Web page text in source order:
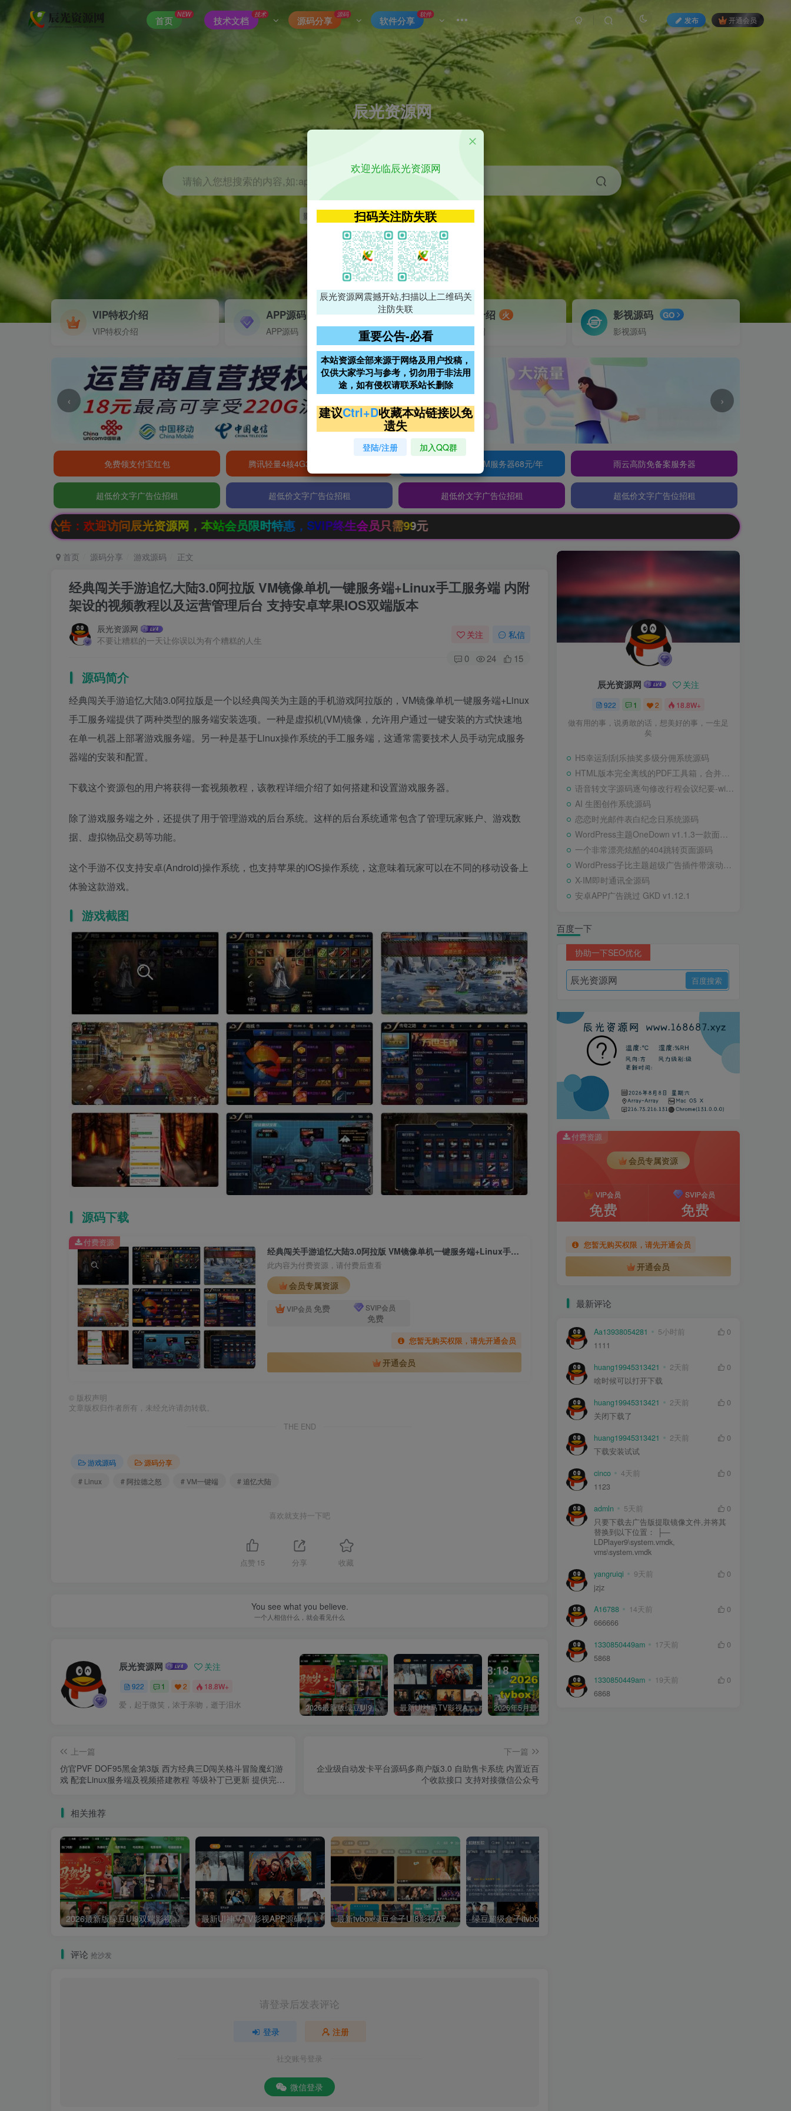
首页
NEW
技术文档
技术
源码分享
源码
软件分享
软件
发布 开通会员
辰光资源网
优质的网络资源分享平台
请输入您想搜索的内容,如:app源码
影视 神马 getapp 原神
VIP特权介绍
VIP特权介绍
APP源码
APP源码
VIP特权介绍 火
VIP特权介绍
影视源码 GO
影视源码
‹ ›
免费领支付宝红包 腾讯轻量4核4G3M服务器38元/年 阿里云2核2G200M服务器68元/年 雨云高防免备案服务器
超低价文字广告位招租 超低价文字广告位招租 超低价文字广告位招租 超低价文字广告位招租
源网，本站会员限时特惠，SVIP终生会员只需99元
首页 源码分享 游戏源码 正文
经典闯关手游追忆大陆3.0阿拉版 VM镜像单机一键服务端+Linux手工服务端 内附
架设的视频教程以及运营管理后台 支持安卓苹果IOS双端版本
辰光资源网
不要让糟糕的一天让你误以为有个糟糕的人生
关注 私信
0 24 15
源码简介
经典闯关手游追忆大陆3.0阿拉版是一个以经典闯关为主题的手机游戏阿拉版的，VM镜像单机一键服务端+Linux
手工服务端提供了两种类型的服务端安装选项。一种是虚拟机(VM)镜像，允许用户通过一键安装的方式快速地
在单一机器上部署游戏服务端。另一种是基于Linux操作系统的手工服务端，这通常需要技术人员手动完成服务
器端的安装和配置。
下载这个资源包的用户将获得一套视频教程，该教程详细介绍了如何搭建和设置游戏服务器。
除了游戏服务端之外，还提供了用于管理游戏的后台系统。这样的后台系统通常包含了管理玩家账户、游戏数
据、虚拟物品交易等功能。
这个手游不仅支持安卓(Android)操作系统，也支持苹果的iOS操作系统，这意味着玩家可以在不同的移动设备上
体验这款游戏。
游戏截图
源码下载
经典闯关手游追忆大陆3.0阿拉版 VM镜像单机一键服务端+Linux手工服务端 内附架设的视频教程以及运营管理后台 支持安卓苹果IOS双端版本
此内容为付费资源，请付费后查看
会员专属资源
VIP会员 免费 SVIP会员
免费
您暂无购买权限，请先开通会员
开通会员
付费资源
© 版权声明
文章版权归作者所有，未经允许请勿转载。
THE END
游戏源码
源码分享
# Linux
# 阿拉德之怒 # VM一键端 # 追忆大陆
喜欢就支持一下吧
点赞 15 分享 收藏
You see what you believe.
一个人相信什么，就会看见什么
辰光资源网 关注
922 1 2 18.8W+
爱，起于微笑，浓于亲吻，逝于泪水 2026最新版绿豆UI9双端影视APP源码 最新UI神马TV影视APP源码 乐檬影视苹果CMS后台 包含前后端源码
上一篇
仿官PVF DOF95黑金第3版 西方经典三D闯关格斗冒险魔幻游
戏 配套Linux服务端及视频搭建教程 等级补丁已更新 提供完整
下一篇
企业级自动发卡平台源码多商户版3.0 自助售卡系统 内置近百
个收款接口 支持对接微信公众号
相关推荐
2026最新版绿豆UI9双端影视APP源码 最新UI神马TV影视APP源码 乐檬影视苹果CMS后台 包含前后端源码 最新tvbox绿豆盒子UI8影视APP源码新增后台添加直播及加密功能 TV端影视APP反编译源码支持会员系统/代理系统/直播/自带免签收款/批量生成卡密
评论 抢沙发
请登录后发表评论
登录 注册
社交账号登录
微信登录
辰光资源网 关注
922 1 2 18.8W+
做有用的事，说勇敢的话，想美好的事，一生足
矣
H5幸运刮刮乐抽奖多级分佣系统源码
HTML版本完全离线的PDF工具箱，合并、拆分、旋转、删除、PDF转图片、图片转PDF
语音转文字源码逐句修改行程会议纪要-wisper版本
AI 生图创作系统源码
恋恋时光邮件表白纪念日系统源码
WordPress主题OneDown v1.1.3一款面向个人站长的资源下载、技术教程、内容资讯类站点的 WordPress 主题
一个非常漂亮炫酷的404跳转页面源码
WordPress子比主题超级广告插件带滚动公告
X-IM即时通讯全源码
安卓APP广告跳过 GKD v1.12.1
百度一下
协助一下SEO优化
付费资源
会员专属资源
VIP会员
免费
SVIP会员
免费
您暂无购买权限，请先开通会员
开通会员
最新评论
Aa13938054281 5小时前
0
1111
huang19945313421 2天前
0
啥时候可以打开下载
huang19945313421 2天前
0
关闭下载了
huang19945313421 2天前
0
下载安装试试
cinco 4天前
0
1123
admln 5天前
0
只要下载去广告版提取镜像文件,并将其
替换到以下位置： ├—
LDPlayer9\system.vmdk,
vms\system.vmdk
yangruiqi 9天前
0
jzjz
A16788 14天前
0
666666
1330850449am 17天前
0
5868
1330850449am 19天前
0
6868
欢迎光临辰光资源网
扫码关注防失联
辰光资源网震撼开站,扫描以上二维码关
注防失联
重要公告-必看
本站资源全部来源于网络及用户投稿，
仅供大家学习与参考，切勿用于非法用
途，如有侵权请联系站长删除
建议Ctrl+D收藏本站链接以免
遗失
登陆/注册 加入QQ群